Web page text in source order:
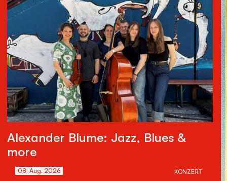
Alexander Blume: Jazz, Blues &
more
08.Aug. 2026 KONZERT